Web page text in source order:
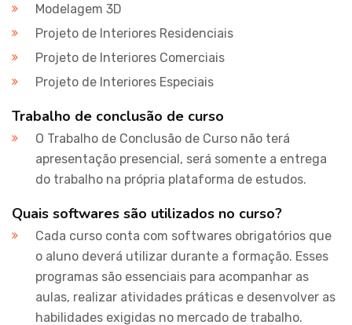
Modelagem 3D
Projeto de Interiores Residenciais
Projeto de Interiores Comerciais
Projeto de Interiores Especiais
Trabalho de conclusão de curso
O Trabalho de Conclusão de Curso não terá
apresentação presencial, será somente a entrega
do trabalho na própria plataforma de estudos.
Quais softwares são utilizados no curso?
Cada curso conta com softwares obrigatórios que
o aluno deverá utilizar durante a formação. Esses
programas são essenciais para acompanhar as
aulas, realizar atividades práticas e desenvolver as
habilidades exigidas no mercado de trabalho.